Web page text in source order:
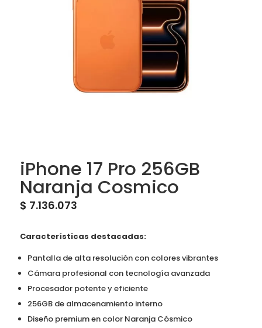
iPhone 17 Pro 256GB
Naranja Cosmico
$ 7.136.073
Características destacadas:
Pantalla de alta resolución con colores vibrantes
Cámara profesional con tecnología avanzada
Procesador potente y eficiente
256GB de almacenamiento interno
Diseño premium en color Naranja Cósmico